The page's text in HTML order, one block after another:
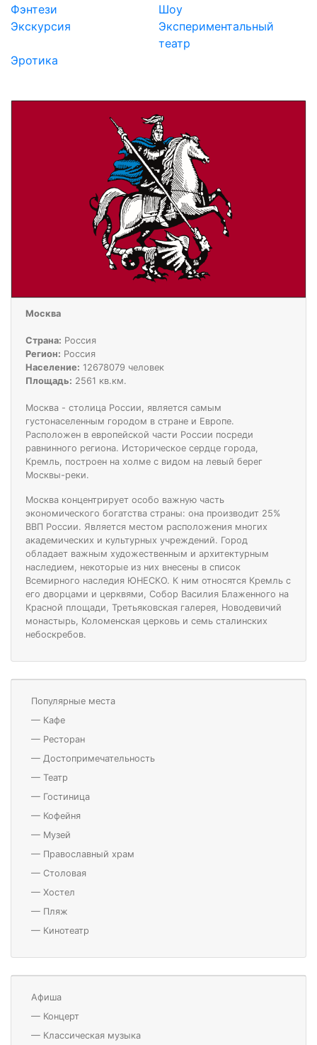
Фэнтези
Шоу
Экскурсия
Экспериментальный
театр
Эротика
Москва
Страна: Россия
Регион: Россия
Население: 12678079 человек
Площадь: 2561 кв.км.
Москва - столица России, является самым
густонаселенным городом в стране и Европе.
Расположен в европейской части России посреди
равнинного региона. Историческое сердце города,
Кремль, построен на холме с видом на левый берег
Москвы-реки.
Москва концентрирует особо важную часть
экономического богатства страны: она производит 25%
ВВП России. Является местом расположения многих
академических и культурных учреждений. Город
обладает важным художественным и архитектурным
наследием, некоторые из них внесены в список
Всемирного наследия ЮНЕСКО. К ним относятся Кремль с
его дворцами и церквями, Собор Василия Блаженного на
Красной площади, Третьяковская галерея, Новодевичий
монастырь, Коломенская церковь и семь сталинских
небоскребов.
Популярные места
— Кафе
— Ресторан
— Достопримечательность
— Театр
— Гостиница
— Кофейня
— Музей
— Православный храм
— Столовая
— Хостел
— Пляж
— Кинотеатр
Афиша
— Концерт
— Классическая музыка